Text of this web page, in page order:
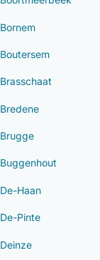
Bornem
Boutersem
Brasschaat
Bredene
Brugge
Buggenhout
De-Haan
De-Pinte
Deinze